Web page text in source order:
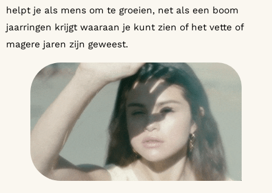
helpt je als mens om te groeien, net als een boom
jaarringen krijgt waaraan je kunt zien of het vette of
magere jaren zijn geweest.